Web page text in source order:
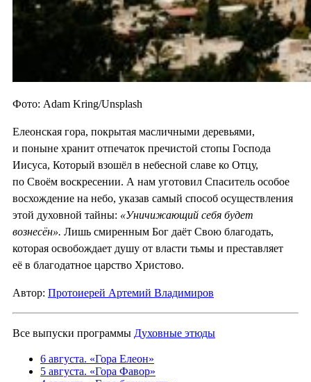
Фото: Adam Kring/Unsplash
Елеонская гора, покрытая масличными деревьями,
и поныне хранит отпечаток пречистой стопы Господа
Иисуса, Который взошёл в небесной славе ко Отцу,
по Своём воскресении. А нам уготовил Спаситель особое
восхождение на небо, указав самый способ осуществления
этой духовной тайны: «Уничижающий себя будет
вознесён». Лишь смиренным Бог даёт Свою благодать,
которая освобождает душу от власти тьмы и преставляет
её в благодатное царство Христово.
Автор: Протоиерей Артемий Владимиров
Все выпуски программы Духовные этюды
6 августа. «Гора Елеон»
5 августа. «Гора Фавор»